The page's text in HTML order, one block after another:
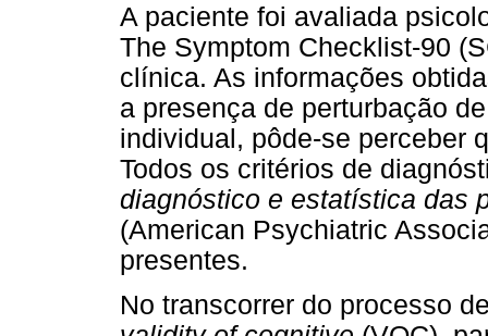
A paciente foi avaliada
The Symptom Checklist-90
clínica. As informações
a presença de perturbação
individual, pôde-se perceber
Todos os critérios de
diagnóstico e estatística das
(American Psychiatric
presentes.
No transcorrer do processo